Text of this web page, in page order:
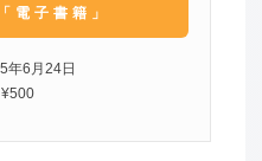
「電子書籍」
年6月24日